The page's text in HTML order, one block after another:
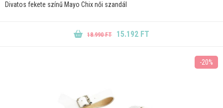
Divatos fekete színű Mayo Chix női szandál
18.990 FT 15.192 FT
-20%